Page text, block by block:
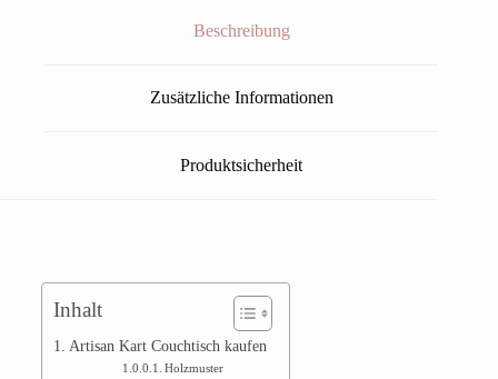
Beschreibung
Zusätzliche Informationen
Produktsicherheit
Inhalt
Artisan Kart Couchtisch kaufen
Holzmuster